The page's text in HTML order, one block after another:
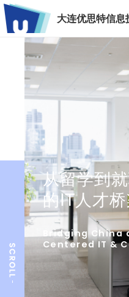
大连优思特信息
从留学到
的IT人才
Bridging China
Centered IT &